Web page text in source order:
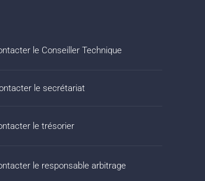
le Conseiller Technique
le secrétariat
le trésorier
le responsable arbitrage